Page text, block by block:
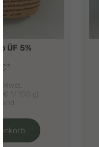
ÜF 5%
€*
Mwst.
€ */ 100 g)